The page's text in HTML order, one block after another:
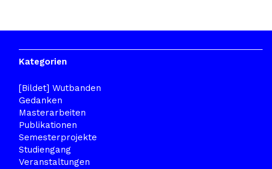
Kategorien
[Bildet] Wutbanden
Gedanken
Masterarbeiten
Publikationen
Semesterprojekte
Studiengang
Veranstaltungen